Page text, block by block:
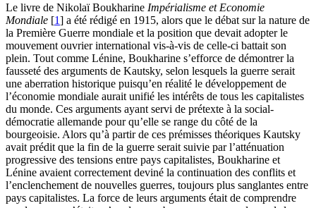
Le livre de Nikolaï Boukharine Impérialisme et Economie
Mondiale [1] a été rédigé en 1915, alors que le débat sur la nature de
la Première Guerre mondiale et la position que devait adopter le
mouvement ouvrier international vis-à-vis de celle-ci battait son
plein. Tout comme Lénine, Boukharine s’efforce de démontrer la
fausseté des arguments de Kautsky, selon lesquels la guerre serait
une aberration historique puisqu’en réalité le développement de
l’économie mondiale aurait unifié les intérêts de tous les capitalistes
du monde. Ces arguments ayant servi de prétexte à la social-
démocratie allemande pour qu’elle se range du côté de la
bourgeoisie. Alors qu’à partir de ces prémisses théoriques Kautsky
avait prédit que la fin de la guerre serait suivie par l’atténuation
progressive des tensions entre pays capitalistes, Boukharine et
Lénine avaient correctement deviné la continuation des conflits et
l’enclenchement de nouvelles guerres, toujours plus sanglantes entre
pays capitalistes. La force de leurs arguments était de comprendre